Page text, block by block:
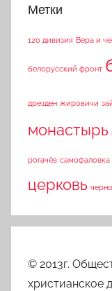
Метки
120 дивизия Вера и
белорусский фронт
дрезден жировичи
монастырь
рогачёв самофаловка
церковь
© 2013г.
христианское